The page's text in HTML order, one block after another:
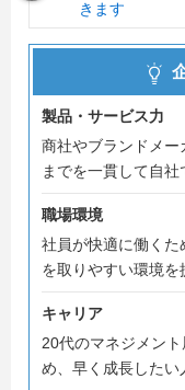
の”窓装飾インテリ
ビジョンは『カー
私たちは生地の調達
るオーダーカーテ
この体制を強みに
創業当初よりお客様
のためには社員が快
考えており、福利厚
最大の強みである自
ります。
製品・サービス力
商社やブランドメー
までを一貫して自社
職場環境
社員が快適に働くた
を取りやすい環境を
キャリア
20代のマネジメン
め、早く成長したい